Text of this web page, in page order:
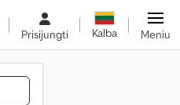
Prisijungti Kalba Meniu